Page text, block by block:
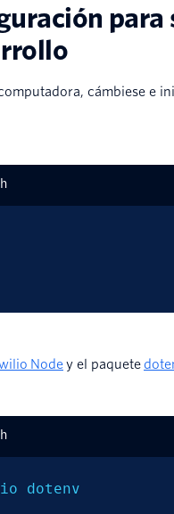
para
cámbiese e
Nodey el paquete
dotenv